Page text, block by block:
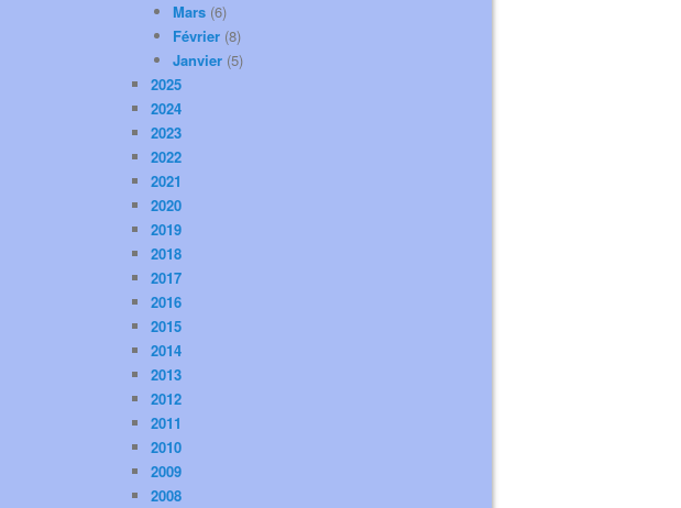
Mars (6)
Février (8)
Janvier (5)
2025
2024
2023
2022
2021
2020
2019
2018
2017
2016
2015
2014
2013
2012
2011
2010
2009
2008